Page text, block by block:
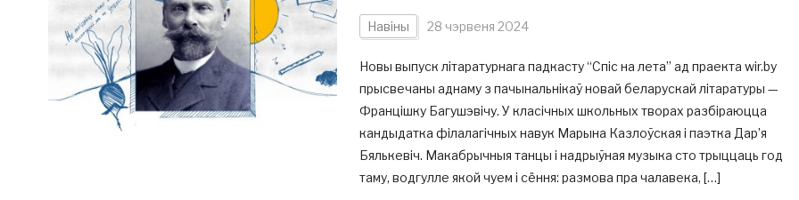
Навіны 28 чэрвеня 2024
Новы выпуск літаратурнага падкасту “Спіс на лета” ад праекта wir.by
прысвечаны аднаму з пачынальнікаў новай беларускай літаратуры —
Францішку Багушэвічу. У класічных школьных творах разбіраюцца
кандыдатка філалагічных навук Марына Казлоўская і паэтка Дар’я
Бялькевіч. Макабрычныя танцы і надрыўная музыка сто трыццаць год
таму, водгулле якой чуем і сёння: размова пра чалавека, […]